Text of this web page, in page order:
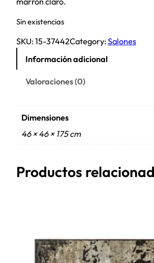
Sin existencias
SKU:15-37442Category:Salones
Información adicional
Valoraciones (0)
Dimensiones
46 × 46 × 175 cm
Productos